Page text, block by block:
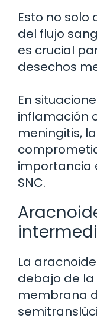
Esto no solo
del flujo
es crucial
desechos
En
inflamación
meningitis,
importancia
SNC.
La
debajo de
membrana